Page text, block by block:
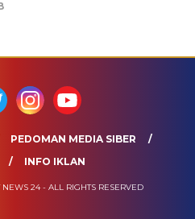
PEDOMAN MEDIA SIBER
INFO IKLAN
24 - ALL RIGHTS RESERVED